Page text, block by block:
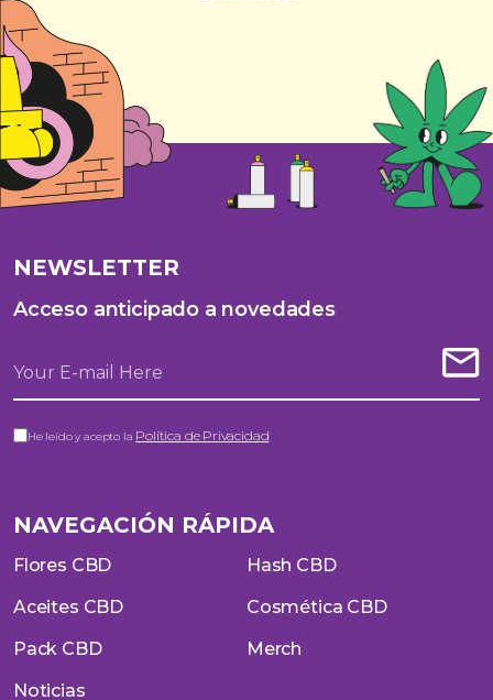
NEWSLETTER
Acceso anticipado a novedades
He leído y acepto la Política de Privacidad
NAVEGACIÓN RÁPIDA
Flores CBD
Hash CBD
Aceites CBD
Cosmética CBD
Pack CBD
Merch
Noticias